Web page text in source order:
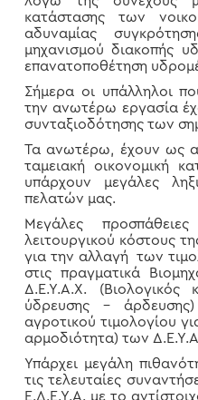
κατάστασης των
αδυναμίας
μηχανισμού διακοπής
επανατοποθέτηση
Σήμερα οι υπάλληλοι
την ανωτέρω εργασία
συνταξιοδότησης των
Τα ανωτέρω, έχουν ως
ταμειακή οικονομική
υπάρχουν μεγάλες
πελατών μας.
Μεγάλες
λειτουργικού κόστους
για την αλλαγή των
στις πραγματικά
Δ.Ε.Υ.Α.Χ. (Βιολογικός
ύδρευσης –
αγροτικού τιμολογίου
αρμοδιότητα) των
Υπάρχει μεγάλη
τις τελευταίες
Ε.Δ.Ε.Υ.Α. με το